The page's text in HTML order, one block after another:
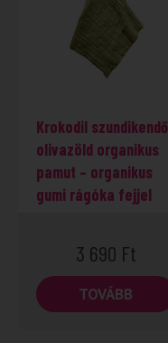
Krokodil szundikendő
olivazöld organikus
pamut – organikus
gumi rágóka fejjel
3 690 Ft
TOVÁBB